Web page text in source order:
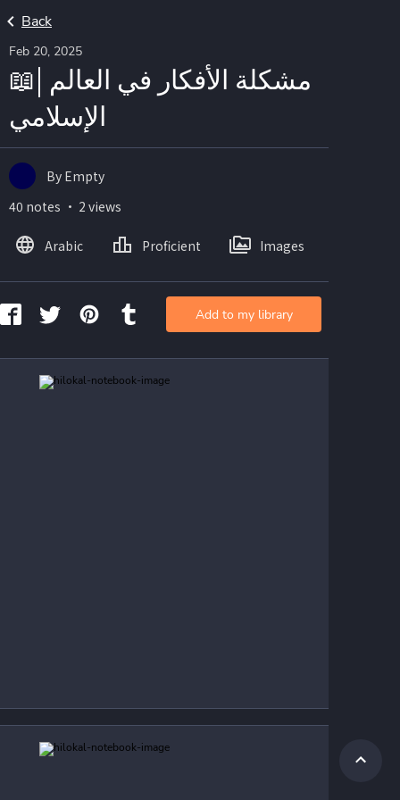
Back
Feb 20, 2025
📖| مشكلة الأفكار في العالم
الإسلامي
By Empty
40 notes ・ 2 views
Arabic Proficient Images
Add to my library